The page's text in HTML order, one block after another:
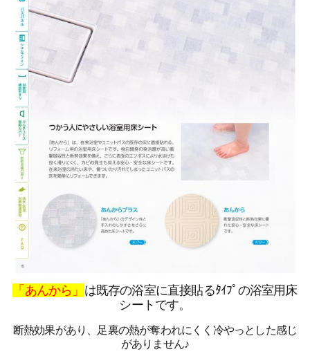
「あんから」 は既存の浴室に直接貼るﾀｲﾌﾟの浴室用床
シートです。
断熱効果があり、足裏の熱が奪われにくく冷やっとした感じ
がありません♪